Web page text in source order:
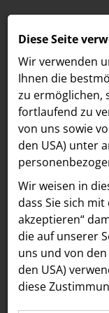
MELDUNGEN
LOEBELL NORDBERG
INNER
aehre
Astoria Artshow
B/S/H Hausgeräte
Meldungen /
Text Bilder
23.04.2024
Dora
Diese Seite
Wir verwenden
Ihnen die
zu ermöglichen,
fortlaufend zu
von uns sowie
den USA) unter
Wir weisen in
dass Sie sich mit
akzeptieren“
die auf unserer
uns und von
den USA)
diese